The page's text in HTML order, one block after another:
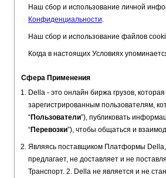
Наш сбор и использование личной
Конфиденциальности.
Наш сбор и использование файлов
Когда в настоящих Условиях
Сфера Применения
Della - это онлайн биржа грузов,
зарегистрированным пользователям,
“Пользователи”), публиковать
“Перевозки”), чтобы общаться и
Являясь поставщиком Платформы Della,
предлагает, не доставляет и не
Транспорт. 2. Della не является и не